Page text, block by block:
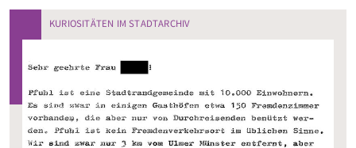
KURIOSITÄTEN IM STADTARCHIV